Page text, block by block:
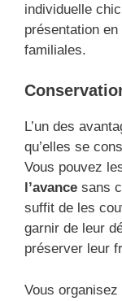
individuelle
présentation
familiales.
L’un des
qu’elles se
Vous pouvez
l’avance sans
suffit de les
garnir de leur
préserver leur
Vous